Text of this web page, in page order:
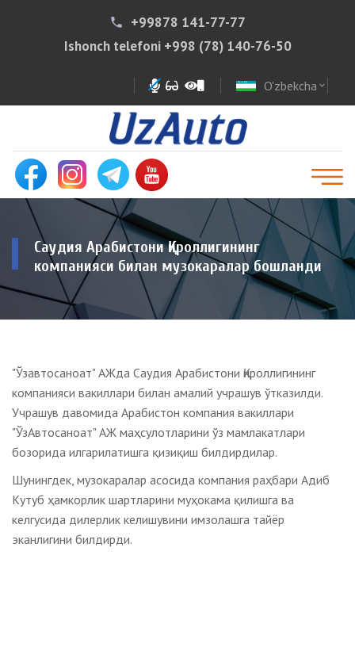
phone
+99878 141-77-77
Ishonch telefoni +998 (78) 140-76-50
O'zbekcha expand_more
Саудия Арабистони Қироллигининг
компанияси билан музокаралар бошланди
"Ўзавтосаноат" АЖда Саудия Арабистони Қироллигининг
компанияси вакиллари билан амалий учрашув ўтказилди.
Учрашув давомида Арабистон компания вакиллари
"ЎзАвтосаноат" АЖ маҳсулотларини ўз мамлакатлари
бозорида илгарилатишга қизиқиш билдирдилар.
Шунингдек, музокаралар асосида компания раҳбари Адиб
Кутуб ҳамкорлик шартларини муҳокама қилишга ва
келгусида дилерлик келишувини имзолашга тайёр
эканлигини билдирди.